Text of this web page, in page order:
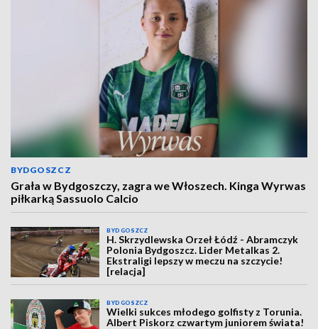
BYDGOSZCZ
Grała w Bydgoszczy, zagra we Włoszech. Kinga Wyrwas
piłkarką Sassuolo Calcio
BYDGOSZCZ
H. Skrzydlewska Orzeł Łódź - Abramczyk
Polonia Bydgoszcz. Lider Metalkas 2.
Ekstraligi lepszy w meczu na szczycie!
[relacja]
BYDGOSZCZ
Wielki sukces młodego golfisty z Torunia.
Albert Piskorz czwartym juniorem świata!